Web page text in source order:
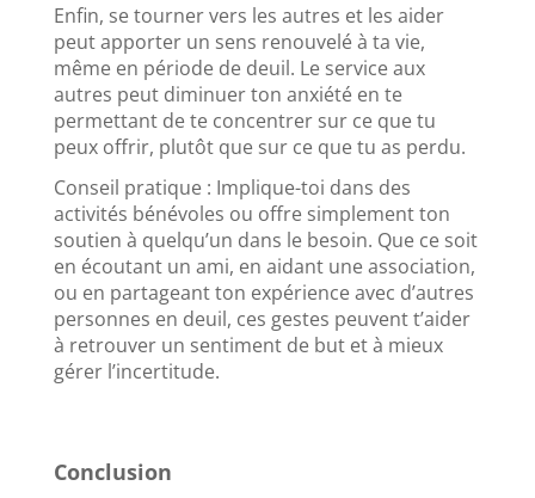
Enfin, se tourner vers les autres et les aider
peut apporter un sens renouvelé à ta vie,
même en période de deuil. Le service aux
autres peut diminuer ton anxiété en te
permettant de te concentrer sur ce que tu
peux offrir, plutôt que sur ce que tu as perdu.
Conseil pratique : Implique-toi dans des
activités bénévoles ou offre simplement ton
soutien à quelqu’un dans le besoin. Que ce soit
en écoutant un ami, en aidant une association,
ou en partageant ton expérience avec d’autres
personnes en deuil, ces gestes peuvent t’aider
à retrouver un sentiment de but et à mieux
gérer l’incertitude.
Conclusion